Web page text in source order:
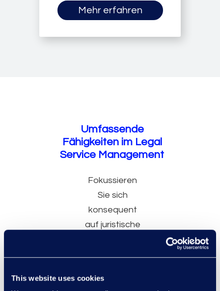
This website uses cookies
Mehr erfahren
Umfassende
Fähigkeiten im Legal
Service Management
Fokussieren
Sie sich
konsequent
auf juristische
und Juristen,